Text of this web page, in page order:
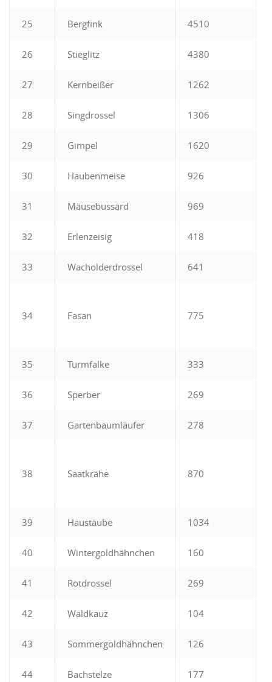
25 Bergfink 4510
26 Stieglitz 4380
27 Kernbeißer 1262
28 Singdrossel 1306
29 Gimpel 1620
30 Haubenmeise 926
31 Mäusebussard 969
32 Erlenzeisig 418
33 Wacholderdrossel 641
34 Fasan 775
35 Turmfalke 333
36 Sperber 269
37 Gartenbaumläufer 278
38 Saatkrähe 870
39 Haustaube 1034
40 Wintergoldhähnchen 160
41 Rotdrossel 269
42 Waldkauz 104
43 Sommergoldhähnchen 126
44 Bachstelze 177